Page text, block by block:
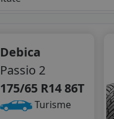
Debica
Passio 2
175/65 R14 86T
Turisme